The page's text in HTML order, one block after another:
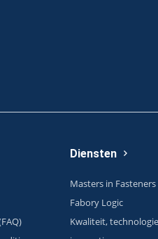
Diensten
Masters in Fasteners
Fabory Logic
Kwaliteit,